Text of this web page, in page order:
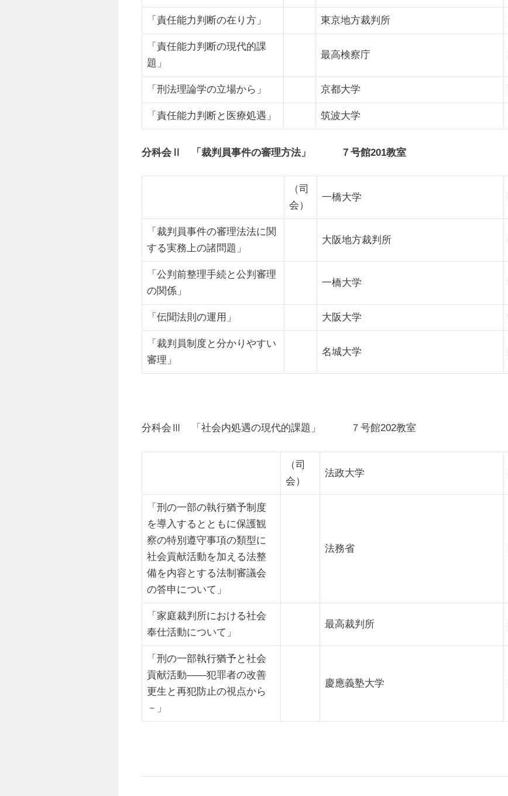
「責任能力判断の在り方」 東京地方裁判所
「責任能力判断の現代的課
題」
最高検察庁
「刑法理論学の立場から」 京都大学
「責任能力判断と医療処遇」 筑波大学
分科会Ⅱ 「裁判員事件の審理方法」 ７号館201教室
（司
会）
一橋大学
「裁判員事件の審理法法に関
する実務上の諸問題」
大阪地方裁判所
「公判前整理手続と公判審理
の関係」
一橋大学
「伝聞法則の運用」 大阪大学
「裁判員制度と分かりやすい
審理」
名城大学
分科会Ⅲ 「社会内処遇の現代的課題」 ７号館202教室
（司
会）
法政大学
「刑の一部の執行猶予制度
を導入するとともに保護観
察の特別遵守事項の類型に
社会貢献活動を加える法整
備を内容とする法制審議会
の答申について」
法務省
「家庭裁判所における社会
奉仕活動について」
最高裁判所
「刑の一部執行猶予と社会
貢献活動――犯罪者の改善
更生と再犯防止の視点から
－」
慶應義塾大学